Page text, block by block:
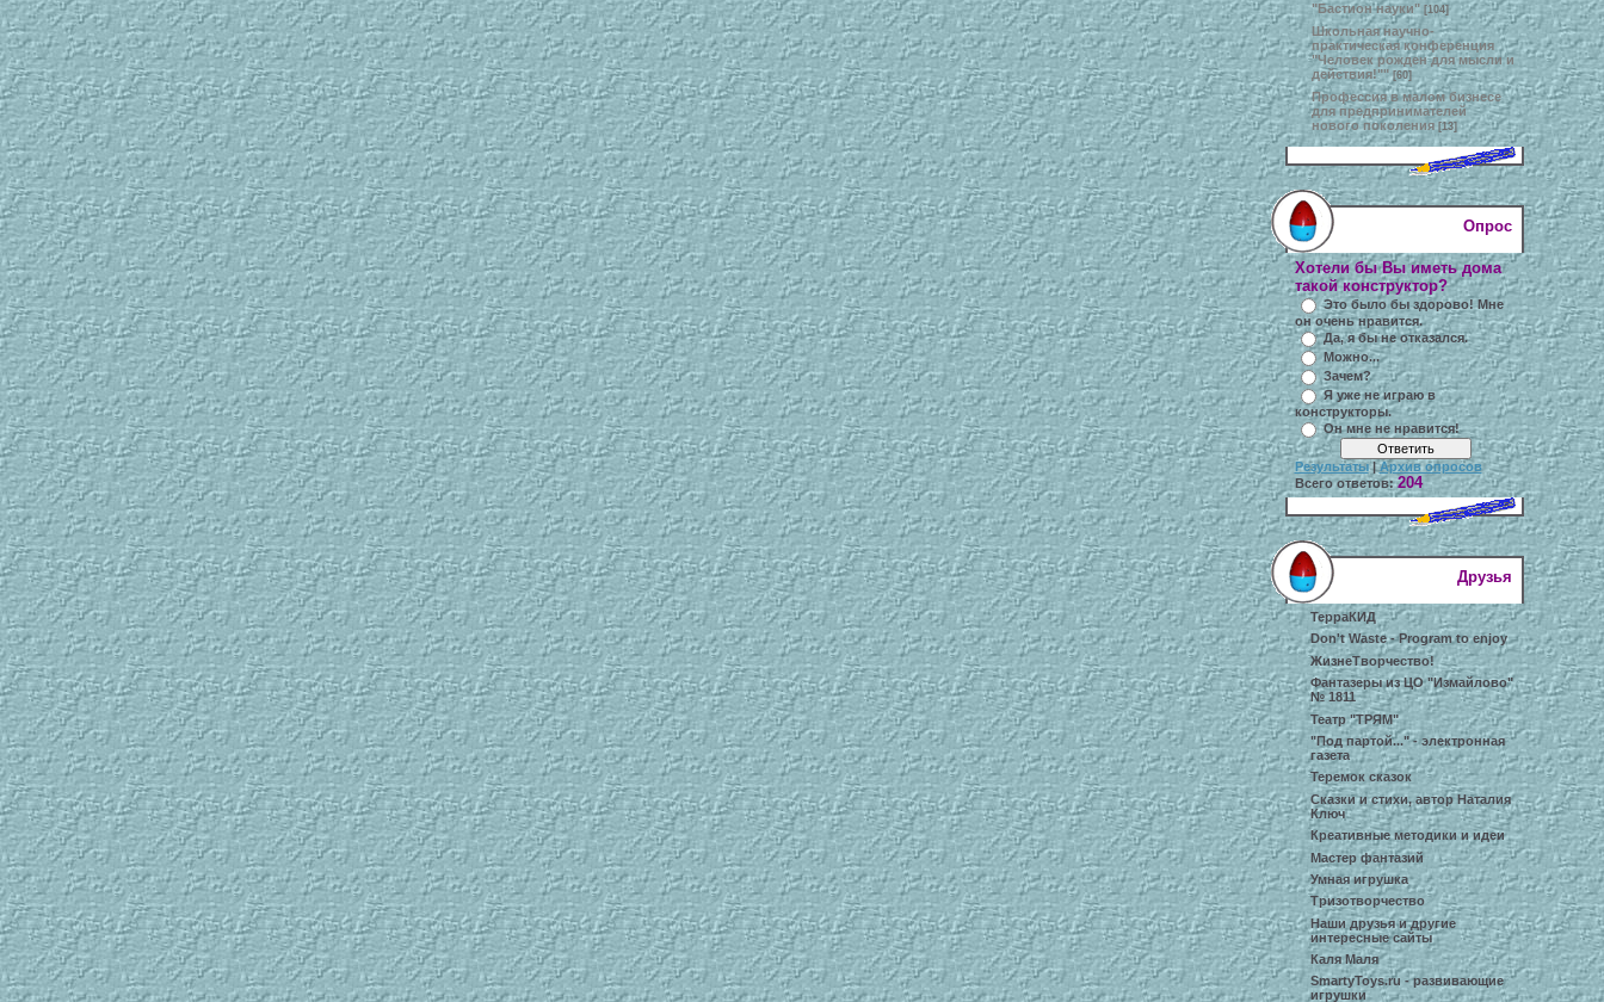
"Бастион науки" [104]
Школьная научно-
практическая конференция
"Человек рожден для мысли и
действия!"" [60]
Профессия в малом бизнесе
для предпринимателей
нового поколения [13]
Опрос
Хотели бы Вы иметь дома
такой конструктор?
Это было бы здорово! Мне
он очень нравится.
Да, я бы не отказался.
Можно...
Зачем?
Я уже не играю в
конструкторы.
Он мне не нравится!
Результаты|Архив опросов
Всего ответов:204
Друзья
ТерраКИД
Don't Waste - Program to enjoy
ЖизнеТворчество!
Фантазеры из ЦО "Измайлово"
№ 1811
Театр "ТРЯМ"
"Под партой..." - электронная
газета
Теремок сказок
Сказки и стихи, автор Наталия
Ключ
Креативные методики и идеи
Мастер фантазий
Умная игрушка
Тризотворчество
Наши друзья и другие
интересные сайты
Каля Маля
SmartyToys.ru - развивающие
игрушки